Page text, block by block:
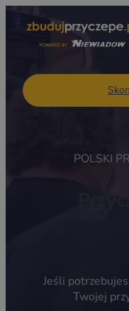
POLSKI
Jeśli
Twojej